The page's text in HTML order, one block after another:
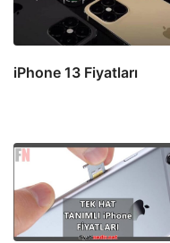
iPhone 13 Fiyatları